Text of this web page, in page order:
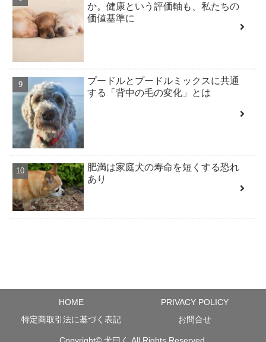
か。健康という評価軸も、私たちの
価値基準に
プードルとプードルミックスに共通
する「背中の毛の変化」とは
肥満は家庭犬の寿命を短くする恐れ
あり
HOME
PRIVACY POLICY
特定商取引法に基づく表記
お問合せ
Copyright© 犬曰く All Rights Reserved.